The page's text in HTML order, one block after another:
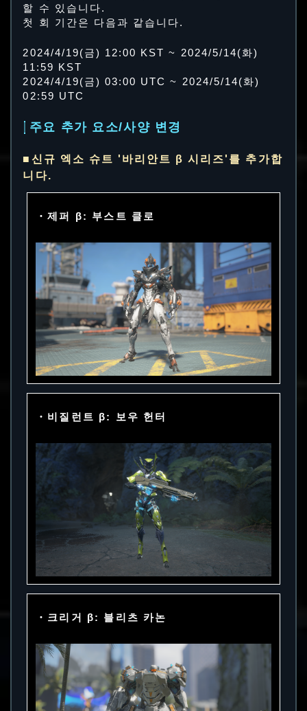
할 수 있습니다.
첫 회 기간은 다음과 같습니다.
2024/4/19(금) 12:00 KST ~ 2024/5/14(화)
11:59 KST
2024/4/19(금) 03:00 UTC ~ 2024/5/14(화)
02:59 UTC
주요 추가 요소/사양 변경
■신규 엑소 슈트 '바리안트 β 시리즈'를 추가합
니다.
・제퍼 β: 부스트 클로
・비질런트 β: 보우 헌터
・크리거 β: 블리츠 카논